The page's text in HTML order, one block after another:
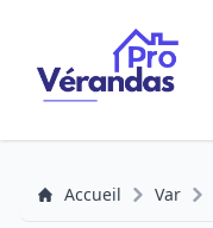
Accueil Var